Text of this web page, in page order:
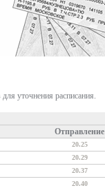
уточнения расписания.
Отправление
20.25
20.29
20.37
20.40